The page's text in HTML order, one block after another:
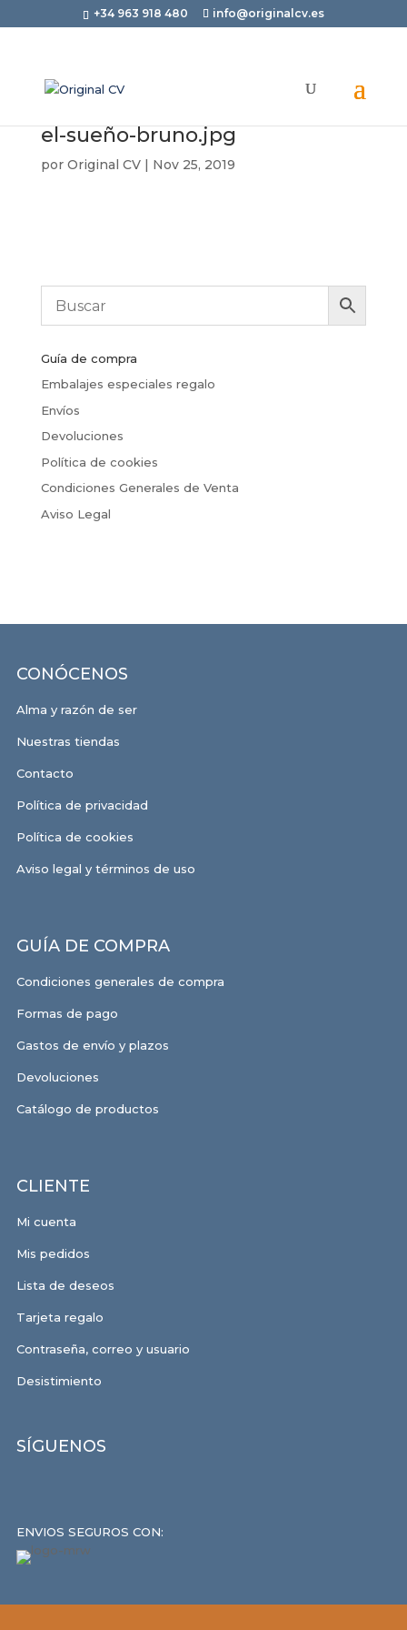
+34 963 918 480 info@originalcv.es
el-sueño-bruno.jpg
por Original CV| Nov 25, 2019
Guía de compra
Embalajes especiales regalo
Envíos
Devoluciones
Política de cookies
Condiciones Generales de Venta
Aviso Legal
CONÓCENOS
Alma y razón de ser
Nuestras tiendas
Contacto
Política de privacidad
Política de cookies
Aviso legal y términos de uso
GUÍA DE COMPRA
Condiciones generales de compra
Formas de pago
Gastos de envío y plazos
Devoluciones
Catálogo de productos
CLIENTE
Mi cuenta
Mis pedidos
Lista de deseos
Tarjeta regalo
Contraseña, correo y usuario
Desistimiento
SÍGUENOS
ENVIOS SEGUROS CON: